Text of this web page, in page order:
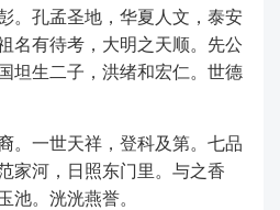
。孔孟圣地，华夏人文，泰安
名有待考，大明之天顺。先公
坦生二子，洪绪和宏仁。世德
。一世天祥，登科及第。七品
家河，日照东门里。与之香
池。洸洸燕誉。